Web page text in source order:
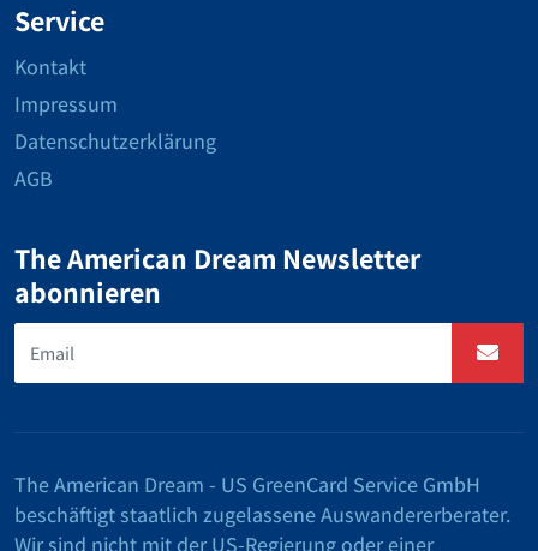
Service
Kontakt
Impressum
Datenschutzerklärung
AGB
The American Dream Newsletter
abonnieren
The American Dream - US GreenCard Service GmbH
beschäftigt staatlich zugelassene Auswandererberater.
Wir sind nicht mit der US-Regierung oder einer